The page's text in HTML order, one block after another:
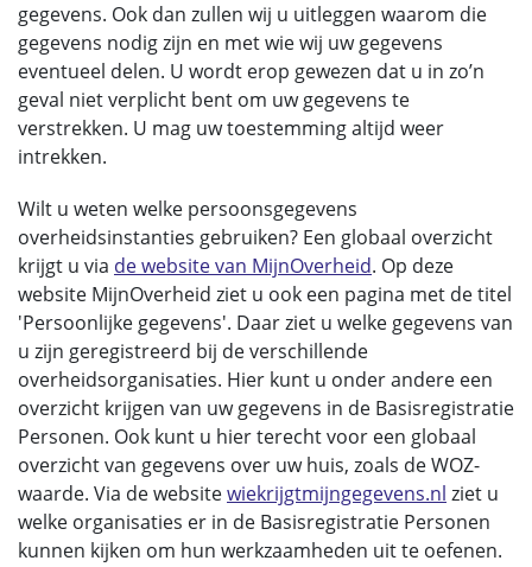
gegevens. Ook dan zullen wij u uitleggen waarom die
gegevens nodig zijn en met wie wij uw gegevens
eventueel delen. U wordt erop gewezen dat u in zo’n
geval niet verplicht bent om uw gegevens te
verstrekken. U mag uw toestemming altijd weer
intrekken.
Wilt u weten welke persoonsgegevens
overheidsinstanties gebruiken? Een globaal overzicht
krijgt u via de website van MijnOverheid. Op deze
website MijnOverheid ziet u ook een pagina met de titel
'Persoonlijke gegevens'. Daar ziet u welke gegevens van
u zijn geregistreerd bij de verschillende
overheidsorganisaties. Hier kunt u onder andere een
overzicht krijgen van uw gegevens in de Basisregistratie
Personen. Ook kunt u hier terecht voor een globaal
overzicht van gegevens over uw huis, zoals de WOZ-
waarde. Via de websitewiekrijgtmijngegevens.nl ziet u
welke organisaties er in de Basisregistratie Personen
kunnen kijken om hun werkzaamheden uit te oefenen.